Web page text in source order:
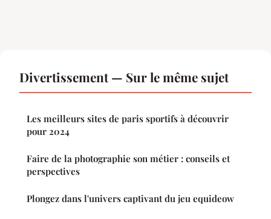
Divertissement — Sur le même sujet
Les meilleurs sites de paris sportifs à découvrir
pour 2024
Faire de la photographie son métier : conseils et
perspectives
Plongez dans l'univers captivant du jeu equideow